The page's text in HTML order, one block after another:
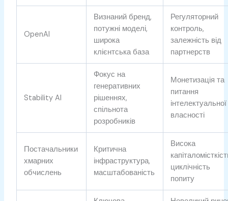
OpenAI
Визнаний бренд,
потужні моделі,
широка
клієнтська база
Регуляторний
контроль,
залежність від
партнерств
Stability AI
Фокус на
генеративних
рішеннях,
спільнота
розробників
Монетизація та
питання
інтелектуальної
власності
Постачальники
хмарних
обчислень
Критична
інфраструктура,
масштабованість
Висока
циклічність
попиту